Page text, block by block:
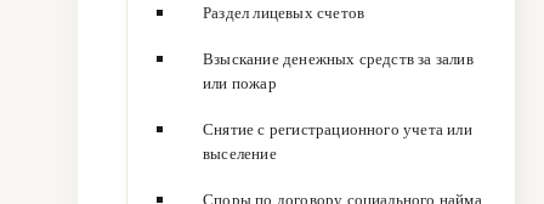
Раздел лицевых счетов
Взыскание денежных средств за залив
или пожар
Снятие с регистрационного учета или
выселение
Споры по договору социального найма